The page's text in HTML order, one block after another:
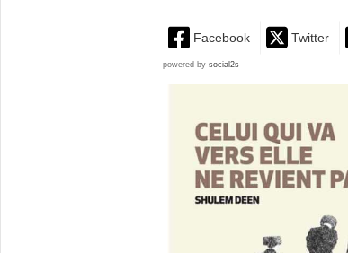
Facebook Twitter
powered by social2s